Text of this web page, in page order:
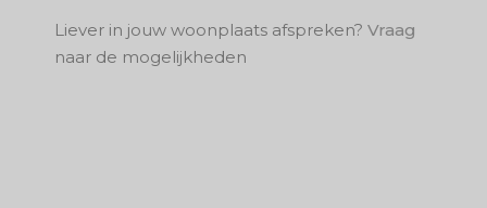
Liever in jouw woonplaats afspreken? Vraag
naar de mogelijkheden